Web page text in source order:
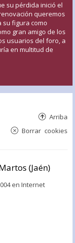
su pérdida inició el
queremos
su figura como
gran amigo de los
usuarios del foro, a
en multitud de
Arriba
Borrar cookies
(Jaén)
en Internet